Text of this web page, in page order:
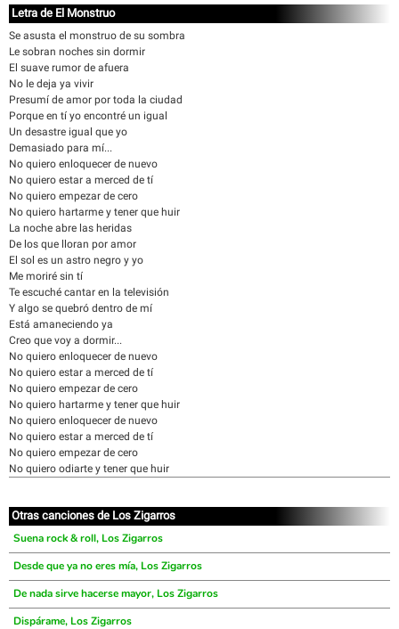
Letra de El Monstruo
Se asusta el monstruo de su sombra
Le sobran noches sin dormir
El suave rumor de afuera
No le deja ya vivir
Presumí de amor por toda la ciudad
Porque en tí yo encontré un igual
Un desastre igual que yo
Demasiado para mí...
No quiero enloquecer de nuevo
No quiero estar a merced de tí
No quiero empezar de cero
No quiero hartarme y tener que huir
La noche abre las heridas
De los que lloran por amor
El sol es un astro negro y yo
Me moriré sin tí
Te escuché cantar en la televisión
Y algo se quebró dentro de mí
Está amaneciendo ya
Creo que voy a dormir...
No quiero enloquecer de nuevo
No quiero estar a merced de tí
No quiero empezar de cero
No quiero hartarme y tener que huir
No quiero enloquecer de nuevo
No quiero estar a merced de tí
No quiero empezar de cero
No quiero odiarte y tener que huir
Otras canciones de Los Zigarros
Suena rock & roll, Los Zigarros
Desde que ya no eres mía, Los Zigarros
De nada sirve hacerse mayor, Los Zigarros
Dispárame, Los Zigarros